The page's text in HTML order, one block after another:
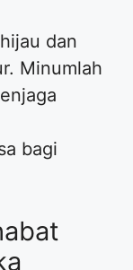
dan
Minumlah
bagi